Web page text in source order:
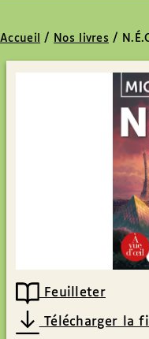
Accueil / Nos livres /
Feuilleter
Télécharger la